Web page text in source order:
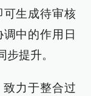
生成待审核
中的作用日
提升。
力于整合过